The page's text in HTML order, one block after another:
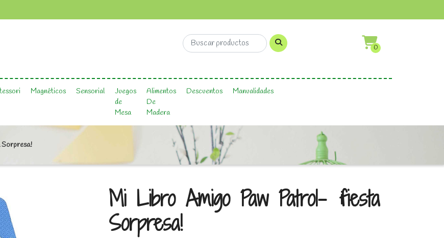
0
Magnéticos Sensorial
Juegos
de
Mesa
Alimentos
De
Madera
Descuentos Manualidades
Sorpresa!
Mi Libro Amigo Paw Patrol- ¡fiesta
Sorpresa!